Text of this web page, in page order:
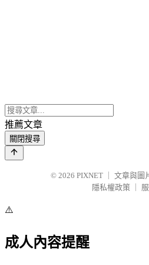
推薦文章
關閉搜尋
© 2026 PIXNET
文章與圖
隱私權政策
⚠️
成人內容提醒